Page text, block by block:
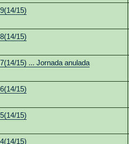
15)
15)
15) ... Jornada anulada
15)
15)
15)